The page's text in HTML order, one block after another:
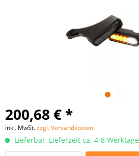
200,68 € *
inkl. MwSt.zzgl. Versandkosten
Lieferbar, Lieferzeit ca. 4-8 Werktage